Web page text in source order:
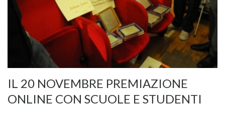
IL 20 NOVEMBRE PREMIAZIONE
ONLINE CON SCUOLE E STUDENTI